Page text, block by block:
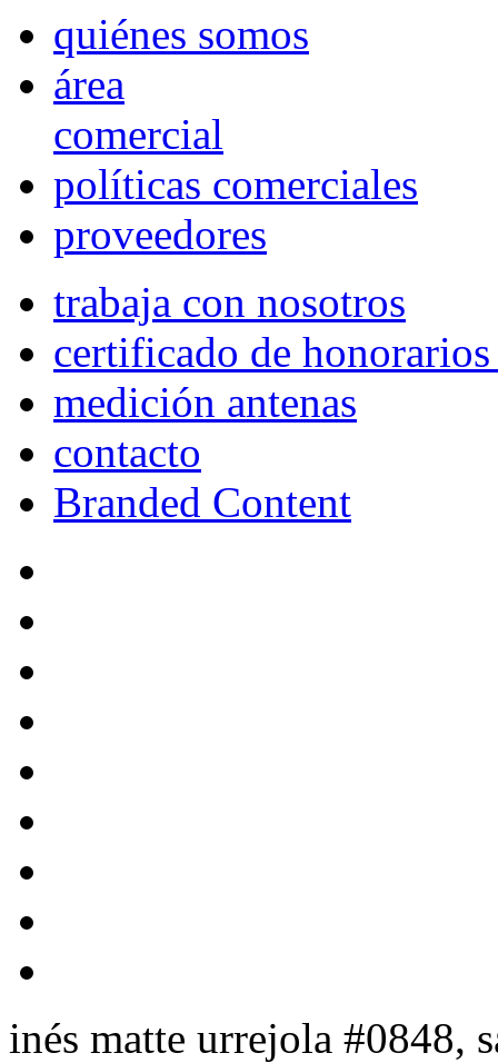
quiénes somos
área
comercial
políticas comerciales
proveedores
trabaja con nosotros
certificado de
medición antenas
contacto
Branded Content
inés matte urrejola #0848,